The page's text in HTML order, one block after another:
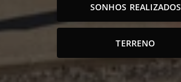
SONHOS REALIZADOS
TERRENO